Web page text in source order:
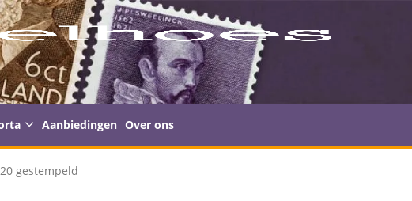
Aanbiedingen Over ons
gestempeld